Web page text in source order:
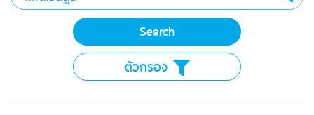
ตัวกรอง